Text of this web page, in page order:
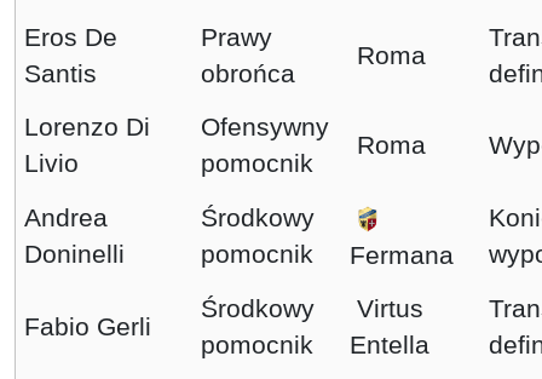
Eros De
Santis
Prawy
obrońca
Roma
Lorenzo Di
Livio
Ofensywny
pomocnik
Roma
Andrea
Doninelli
Środkowy
pomocnik
Fermana
Fabio Gerli
Środkowy
pomocnik
Virtus
Entella